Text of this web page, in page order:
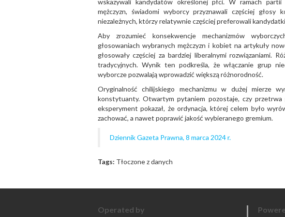
wskazywali kandydatów określonej płci. W ramach
mężczyzn, świadomi wyborcy przyznawali częściej głosy
niezależnych, którzy relatywnie częściej preferowali
Aby zrozumieć konsekwencje mechanizmów
głosowaniach wybranych mężczyzn i kobiet na artykuły
głosowały częściej za bardziej liberalnymi rozwiązaniami.
tradycyjnych. Wynik ten podkreśla, że włączanie grup
wyborcze pozwalają wprowadzić większą różnorodność.
Oryginalność chilijskiego mechanizmu w dużej mierze
konstytuanty. Otwartym pytaniem pozostaje, czy przetrwa
eksperyment pokazał, że ordynacja, której celem było
zachować, a nawet poprawić jakość wybieranego gremium.
Dziennik Gazeta Prawna, 8 marca 2024 r.
Tags: Tłoczone z danych
Operated by